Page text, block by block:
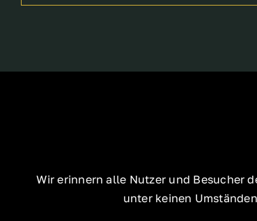
Wir erinnern alle Nutzer und Besucher
unter keinen